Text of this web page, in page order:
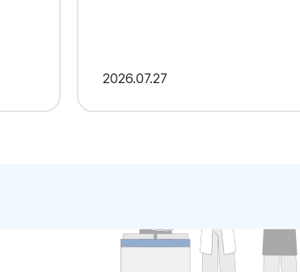
2026 07.27